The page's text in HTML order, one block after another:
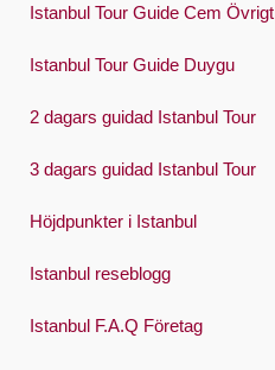
Istanbul Tour Guide Cem Övrigt
Istanbul Tour Guide Duygu
2 dagars guidad Istanbul Tour
3 dagars guidad Istanbul Tour
Höjdpunkter i Istanbul
Istanbul reseblogg
Istanbul F.A.Q Företag